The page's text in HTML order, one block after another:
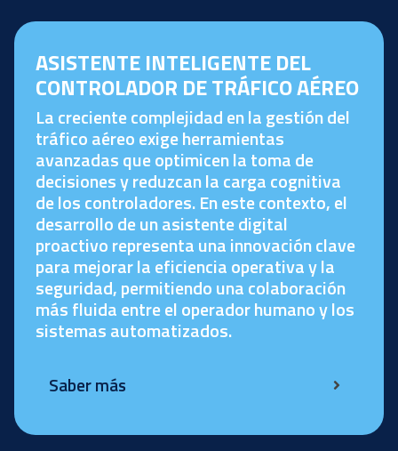
ASISTENTE INTELIGENTE DEL
CONTROLADOR DE TRÁFICO AÉREO
La creciente complejidad en la gestión del
tráfico aéreo exige herramientas
avanzadas que optimicen la toma de
decisiones y reduzcan la carga cognitiva
de los controladores. En este contexto, el
desarrollo de un asistente digital
proactivo representa una innovación clave
para mejorar la eficiencia operativa y la
seguridad, permitiendo una colaboración
más fluida entre el operador humano y los
sistemas automatizados.
Saber más